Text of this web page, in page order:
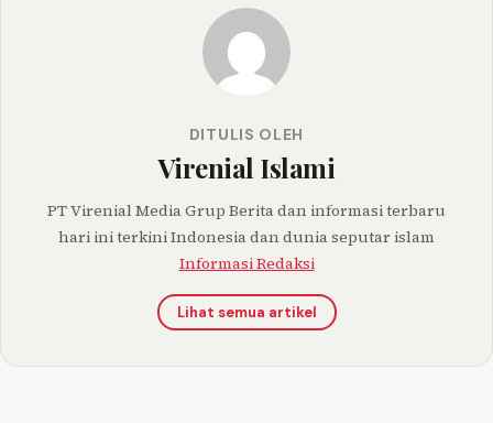
DITULIS OLEH
Virenial Islami
PT Virenial Media Grup Berita dan informasi terbaru
hari ini terkini Indonesia dan dunia seputar islam
Informasi Redaksi
Lihat semua artikel